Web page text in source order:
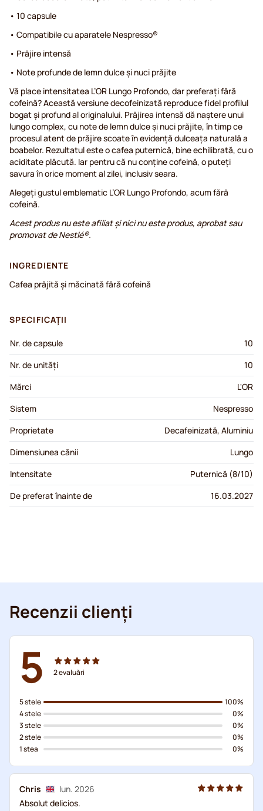
• 10 capsule
• Compatibile cu aparatele Nespresso®
• Prăjire intensă
• Note profunde de lemn dulce și nuci prăjite
Vă place intensitatea L’OR Lungo Profondo, dar preferați fără
cofeină? Această versiune decofeinizată reproduce fidel profilul
bogat și profund al originalului. Prăjirea intensă dă naștere unui
lungo complex, cu note de lemn dulce și nuci prăjite, în timp ce
procesul atent de prăjire scoate în evidență dulceața naturală a
boabelor. Rezultatul este o cafea puternică, bine echilibrată, cu o
aciditate plăcută. Iar pentru că nu conține cofeină, o puteți
savura în orice moment al zilei, inclusiv seara.
Alegeți gustul emblematic L’OR Lungo Profondo, acum fără
cofeină.
Acest produs nu este afiliat și nici nu este produs, aprobat sau
promovat de Nestlé®.
INGREDIENTE
Cafea prăjită și măcinată fără cofeină
SPECIFICAȚII
Nr. de capsule
10
Nr. de unități
10
Mărci
L'OR
Sistem
Nespresso
Proprietate
Decafeinizată, Aluminiu
Dimensiunea cănii
Lungo
Intensitate
Puternică (8/10)
De preferat înainte de
16.03.2027
Recenzii clienți
5 2evaluări
5 stele
4 stele
3 stele
2 stele
1 stea
100%
0%
0%
0%
0%
Chris
Iun. 2026
Absolut delicios.